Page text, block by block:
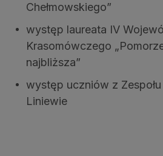
Chełmowskiego”
występ laureata IV
Krasomówczego
najbliższa”
występ uczniów z
Liniewie